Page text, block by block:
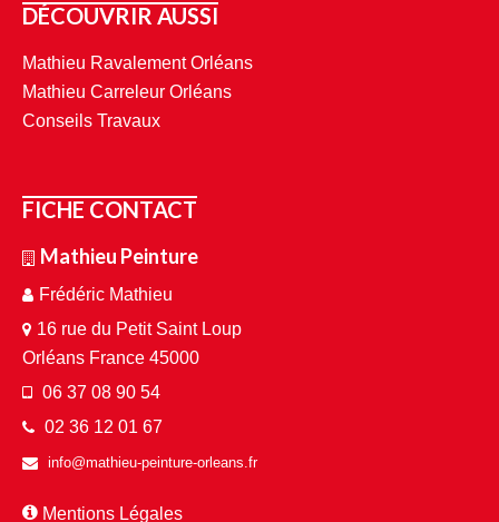
DÉCOUVRIR AUSSI
Mathieu Ravalement Orléans
Mathieu Carreleur Orléans
Conseils Travaux
FICHE CONTACT
Mathieu Peinture
Frédéric Mathieu
16 rue du Petit Saint Loup
Orléans France 45000
06 37 08 90 54
02 36 12 01 67
info@mathieu-peinture-orleans.fr
Mentions Légales